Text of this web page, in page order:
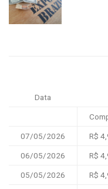
Data
07/05/2026 R$
06/05/2026 R$
05/05/2026 R$